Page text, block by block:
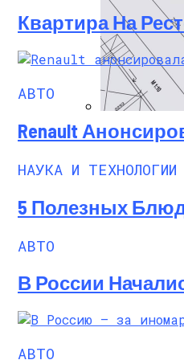
Программы
Квартира На
АВТО
Renault
НАУКА И ТЕХНОЛОГИИ
5 Полезных
АВТО
В России
АВТО